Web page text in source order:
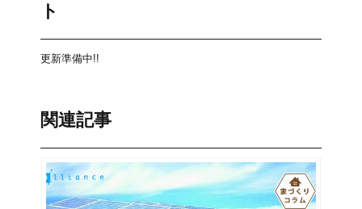
ト
更新準備中!!
関連記事